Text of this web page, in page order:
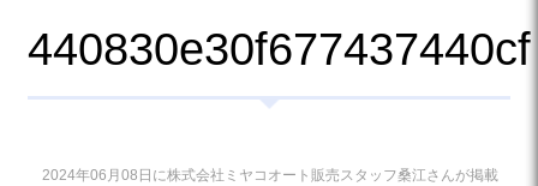
2024年06月08日に株式会社ミヤコオート販売スタッフ桑江さんが掲載